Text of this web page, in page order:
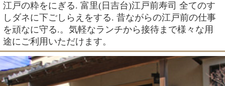
江戸の粋をにぎる. 富里(日吉台)江戸前寿司 全てのす
しダネに下ごしらえをする. 昔ながらの江戸前の仕事
を頑なに守る.。気軽なランチから接待まで様々な用
途にご利用いただけます。